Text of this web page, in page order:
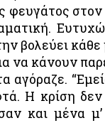
φευγάτος
βολεύει
να κάνουν
αγόραζε.
Η κρίση
και μένα